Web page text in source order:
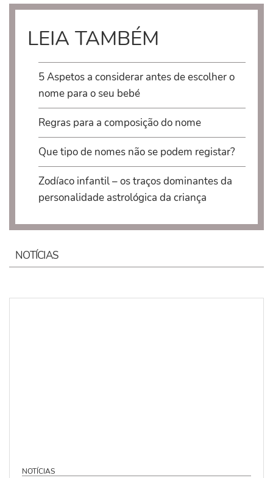
LEIA TAMBÉM
5 Aspetos a considerar antes de escolher o
nome para o seu bebé
Regras para a composição do nome
Que tipo de nomes não se podem registar?
Zodíaco infantil – os traços dominantes da
personalidade astrológica da criança
NOTÍCIAS
NOTÍCIAS